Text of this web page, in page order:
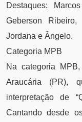
Destaques:
Geberson
Jordana e Ângelo.
Categoria MPB
Na categoria
Araucária (PR),
interpretação de
Cantando desde